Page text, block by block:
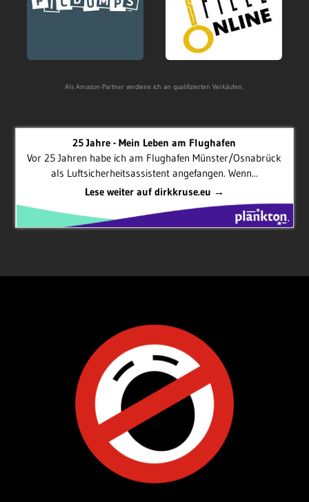
Als Amazon-Partner verdiene ich an qualifizierten Verkäufen.
25 Jahre - Mein Leben am Flughafen
Vor 25 Jahren habe ich am Flughafen Münster/Osnabrück
als Luftsicherheitsassistent angefangen. Wenn...
Lese weiter auf dirkkruse.eu →